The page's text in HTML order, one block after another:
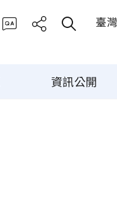
臺
資訊公開